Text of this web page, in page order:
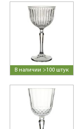
В наличии >100 штук